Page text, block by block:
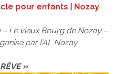
pour enfants | Nozay
– Le vieux Bourg de Nozay –
par l’AL Nozay
»